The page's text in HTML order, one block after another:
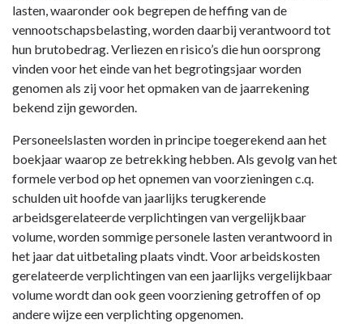
balans
Algemene
grondslagen
voor
het
van
jaarrekening
lasten, waaronder ook begrepen de heffing van de
vennootschapsbelasting, worden daarbij verantwoord tot
hun brutobedrag. Verliezen en risico’s die hun oorsprong
vinden voor het einde van het begrotingsjaar worden
genomen als zij voor het opmaken van de jaarrekening
bekend zijn geworden.
Personeelslasten worden in principe toegerekend aan het
boekjaar waarop ze betrekking hebben. Als gevolg van het
formele verbod op het opnemen van voorzieningen c.q.
schulden uit hoofde van jaarlijks terugkerende
arbeidsgerelateerde verplichtingen van vergelijkbaar
volume, worden sommige personele lasten verantwoord in
het jaar dat uitbetaling plaats vindt. Voor arbeidskosten
gerelateerde verplichtingen van een jaarlijks vergelijkbaar
volume wordt dan ook geen voorziening getroffen of op
andere wijze een verplichting opgenomen.